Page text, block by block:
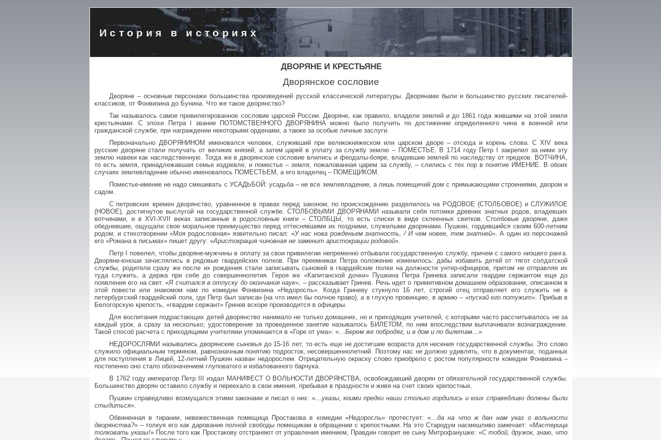
История в историях
ДВОРЯНЕ И КРЕСТЬЯНЕ
Дворянское сословие
Дворяне – основные персонажи большинства произведений русской классической литературы. Дворянами были и большинство русских писателей-
классиков, от Фонвизина до Бунина. Что же такое дворянство?
Так называлось самое привилегированное сословие царской России. Дворяне, как правило, владели землей и до 1861 года жившими на этой земле
крестьянами. С эпохи Петра I звание ПОТОМСТВЕННОГО ДВОРЯНИНА можно было получить по достижении определенного чина в военной или
гражданской службе, при награждении некоторыми орденами, а также за особые личные заслуги.
Первоначально ДВОРЯНИНОМ именовался человек, служивший при великокняжеском или царском дворе – отсюда и корень слова. С XIV века
русские дворяне стали получать от великих князей, а затем царей в уплату за службу землю – ПОМЕСТЬЕ. В 1714 году Петр I закрепил за ними эту
землю навеки как наследственную. Тогда же в дворянское сословие влились и феодалы-бояре, владевшие землей по наследству от предков. ВОТЧИНА,
то есть земля, принадлежавшая семье издревле, и поместье – земля, пожалованная царем за службу, – слились с тех пор в понятие ИМЕНИЕ. В обоих
случаях землевладение обычно именовалось ПОМЕСТЬЕМ, а его владелец – ПОМЕЩИКОМ.
Поместье-имение не надо смешивать с УСАДЬБОЙ: усадьба – не все землевладение, а лишь помещичий дом с примыкающими строениями, двором и
садом.
С петровских времен дворянство, уравненное в правах перед законом, по происхождению разделилось на РОДОВОЕ (СТОЛБОВОЕ) и СЛУЖИЛОЕ
(НОВОЕ), достигнутое выслугой на государственной службе. СТОЛБОВЫМИ ДВОРЯНАМИ называли себя потомки древних знатных родов, владевших
вотчинами, и в XVI-XVII веках записанные в родословные книги – СТОЛБЦЫ, то есть списки в виде склеенных свитков. Столбовые дворяне, даже
обедневшие, ощущали свое моральное преимущество перед оттеснявшими их поздними, служилыми дворянами. Пушкин, гордившийся своим 600-летним
родом, и стихотворении «Моя родословная» язвительно писал: «У нас нова рожденьем знатность, / И чем новее, тем знатней». А один из персонажей
его «Романа в письмах» пишет другу: «Аристокрация чиновная не заменит аристокрации родовой».
Петр I повелел, чтобы дворяне-мужчины в оплату за свои привилегии непременно отбывали государственную службу, причем с самого низшего ранга.
Дворяне-юноши зачислялись в рядовые гвардейских полков. При преемниках Петра положение изменилось: дабы избавить детей от тягот солдатской
службы, родители сразу же после их рождения стали записывать сыновей в гвардейские полки на должности унтер-офицеров, притом не отправляя их
туда служить, а держа при себе до совершеннолетия. Героя же «Капитанской дочки» Пушкина Петра Гринева записали гвардии сержантом еще до
появления его на свет. «Я считался в отпуску до окончания наук», – рассказывает Гринев. Речь идет о примитивном домашнем образовании, описанном в
этой повести или знакомом нам по комедии Фонвизина «Недоросль». Когда Гриневу стукнуло 16 лет, строгий отец отправляет его служить не в
петербургский гвардейский полк, где Петр был записан (на что имел бы полное право), а в глухую провинцию, в армию – «пускай его потужит». Прибыв в
Белогорскую крепость, «гвардии сержант» Гринев вскоре производится в офицеры.
Для воспитания подрастающих детей дворянство нанимало не только домашних, но и приходящих учителей, с которыми часто рассчитывалось не за
каждый урок, а сразу за несколько; удостоверение за проведенное занятие называлось БИЛЕТОМ, по ним впоследствии выплачивали вознаграждение.
Такой способ расчета с приходящими учителями упоминается в «Горе от ума»: «…Берем же побродяг, и в дом и по билетам…»
НЕДОРОСЛЯМИ назывались дворянские сыновья до 15-16 лет, то есть еще не достигшие возраста для несения государственной службы. Это слово
служило официальным термином, равнозначным понятию подросток, несовершеннолетний. Поэтому нас не должно удивлять, что в документах, поданных
для поступления в Лицей, 12-летний Пушкин назван недорослем. Отрицательную окраску слово приобрело с ростом популярности комедии Фонвизина –
постепенно оно стало обозначением глуповатого и избалованного барчука.
В 1762 году император Петр III издал МАНИФЕСТ О ВОЛЬНОСТИ ДВОРЯНСТВА, освобождавший дворян от обязательной государственной службы.
Большинство дворян оставило службу и переехало в свои имения, пребывая в праздности и живя на счет своих крепостных.
Пушкин справедливо возмущался этими законами и писал о них: «…указы, коими предки наши столько гордились и коих справедливо должны были
стыдиться».
Обвиненная в тирании, невежественная помещица Простакова в комедии «Недоросль» протестует: «…да на что ж дан нам указ о вольности
дворянства?» – толкуя его как дарование полной свободы помещикам в обращении с крепостными. На это Стародум насмешливо замечает: «Мастерица
толковать указы!» После того как Простакову отстраняют от управления имением, Правдин говорит ее сыну Митрофанушке: «С тобой, дружок, знаю, что